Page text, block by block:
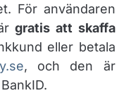
För användaren
gratis att skaffa
eller betala
, och den är